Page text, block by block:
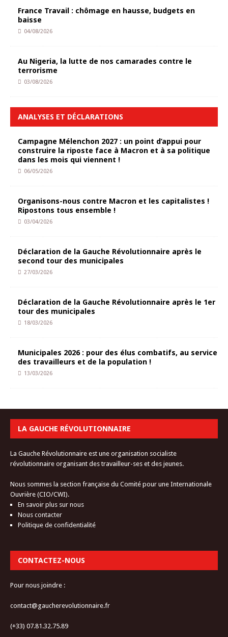
France Travail : chômage en hausse, budgets en
baisse
04/08/2026
Au Nigeria, la lutte de nos camarades contre le
terrorisme
03/08/2026
ANALYSES ET DÉCLARATIONS
Campagne Mélenchon 2027 : un point d’appui pour
construire la riposte face à Macron et à sa politique
dans les mois qui viennent !
06/05/2026
Organisons-nous contre Macron et les capitalistes !
Ripostons tous ensemble !
03/04/2026
Déclaration de la Gauche Révolutionnaire après le
second tour des municipales
27/03/2026
Déclaration de la Gauche Révolutionnaire après le 1er
tour des municipales
18/03/2026
Municipales 2026 : pour des élus combatifs, au service
des travailleurs et de la population !
13/03/2026
LA GAUCHE RÉVOLUTIONNAIRE
La Gauche Révolutionnaire est une organisation socialiste
révolutionnaire organisant des travailleur-ses et des jeunes.
Nous sommes la section française du Comité pour une Internationale
Ouvrière (CIO/CWI).
En savoir plus sur nous
Nous contacter
Politique de confidentialité
CONTACTEZ-NOUS
Pour nous joindre :
contact@gaucherevolutionnaire.fr
(+33) 07.81.32.75.89